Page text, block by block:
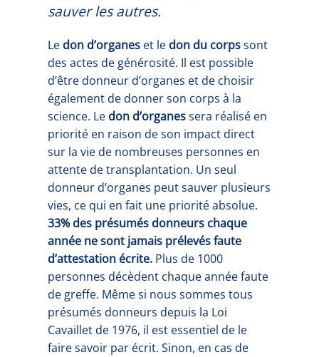
sauver les autres.
Le don d’organes et le don du corpssont
des actes de générosité. Il est possible
d’être donneur d’organes et de choisir
également de donner son corps à la
science. Le don d’organessera réalisé en
priorité en raison de son impact direct
sur la vie de nombreuses personnes en
attente de transplantation. Un seul
donneur d’organes peut sauver plusieurs
vies, ce qui en fait une priorité absolue.
33% des présumés donneurs chaque
année ne sont jamais prélevés faute
d’attestation écrite. Plus de 1000
personnes décèdent chaque année faute
de greffe. Même si nous sommes tous
présumés donneurs depuis la Loi
Cavaillet de 1976, il est essentiel de le
faire savoir par écrit. Sinon, en cas de